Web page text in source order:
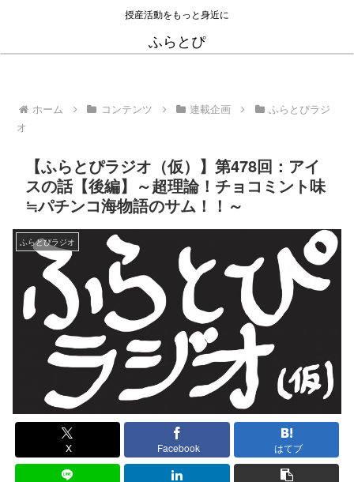
授産活動をもっと身近に
ふらとぴ
ホーム コンテンツ 連載企画
ふらとぴラジ
オ
【ふらとぴラジオ（仮）】第478回：アイ
スの話【後編】～超理論！チョコミント味
≒パチンコ海物語のサム！！～
ふらとぴラジオ
X Facebook はてブ